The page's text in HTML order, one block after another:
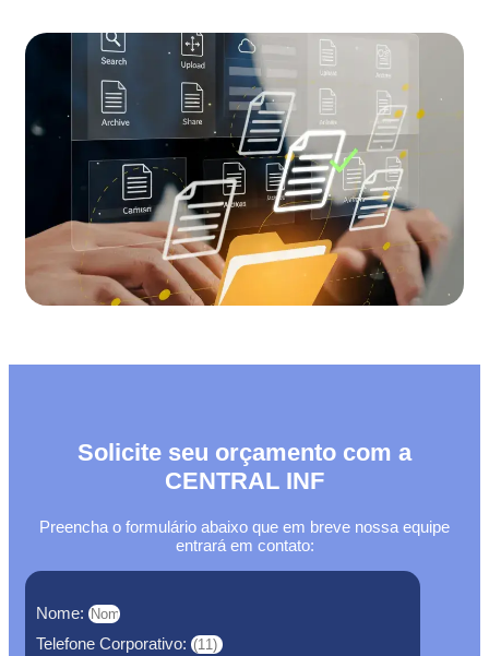
Solicite seu orçamento com a
CENTRAL INF
Preencha o formulário abaixo que em breve nossa equipe
entrará em contato:
Nome:
Telefone Corporativo: